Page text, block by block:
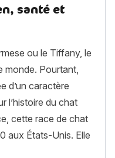
santé et
ou le Tiffany, le
monde. Pourtant,
d’un caractère
l’histoire du chat
cette race de chat
aux États-Unis. Elle